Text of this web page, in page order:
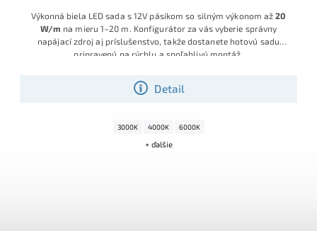
Detail
Výkonná biela LED sada s 12V pásikom so silným výkonom až20
W/m na mieru 1–20 m. Konfigurátor za vás vyberie správny
napájací zdroj aj príslušenstvo, takže dostanete hotovú sadu
pripravenú na rýchlu a spoľahlivú montáž.
3000K 4000K 6000K
+ ďalšie